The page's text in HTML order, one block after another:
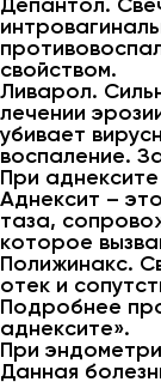
свойством.
Ливарол.
лечении
убивает
воспаление.
При аднексите
Аднексит –
таза,
которое
Полижинакс.
отек и
Подробнее
аднексите».
При
Данная